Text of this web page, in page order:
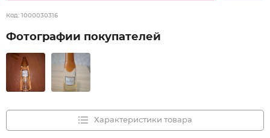
Код: 1000030316
Фотографии покупателей
Характеристики товара